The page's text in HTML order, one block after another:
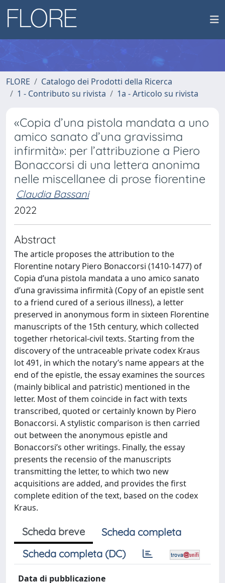
FLORE
Catalogo dei Prodotti della Ricerca
1 - Contributo su rivista
1a - Articolo su rivista
«Copia d’una pistola mandata a uno
amico sanato d’una gravissima
infirmità»: per l’attribuzione a Piero
Bonaccorsi di una lettera anonima
nelle miscellanee di prose fiorentine
Claudia Bassani
2022
Abstract
The article proposes the attribution to the
Florentine notary Piero Bonaccorsi (1410-1477) of
Copia d’una pistola mandata a uno amico sanato
d’una gravissima infirmità (Copy of an epistle sent
to a friend cured of a serious illness), a letter
preserved in anonymous form in sixteen Florentine
manuscripts of the 15th century, which collected
together rhetorical-civil texts. Starting from the
discovery of the untraceable private codex Kraus
lot 491, in which the notary’s name appears at the
end of the epistle, the essay examines the sources
(mainly biblical and patristic) mentioned in the
letter. Most of them coincide in fact with texts
transcribed, quoted or certainly known by Piero
Bonaccorsi. A stylistic comparison is then carried
out between the anonymous epistle and
Bonaccorsi’s other writings. Finally, the essay
presents the recensio of the manuscripts
transmitting the letter, to which two new
acquisitions are added, and provides the first
complete edition of the text, based on the codex
Kraus.
Scheda breve
Scheda completa
Scheda completa (DC)
Data di pubblicazione